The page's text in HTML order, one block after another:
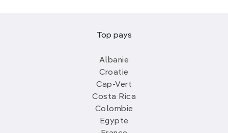
Top pays
Albanie
Croatie
Cap-Vert
Costa Rica
Colombie
Egypte